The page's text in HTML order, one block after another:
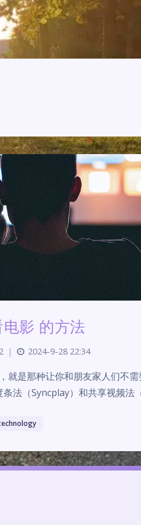
影 的方法
| 2024-9-28 22:34
就是那种让你和朋友家人们不
法（Syncplay）和共享视频法（